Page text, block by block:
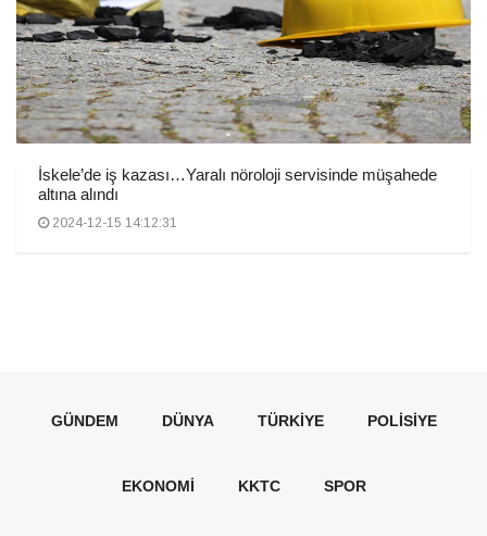
İskele’de iş kazası…Yaralı nöroloji servisinde müşahede
altına alındı
2024-12-15 14:12:31
GÜNDEM DÜNYA TÜRKIYE POLISIYE
EKONOMI KKTC SPOR